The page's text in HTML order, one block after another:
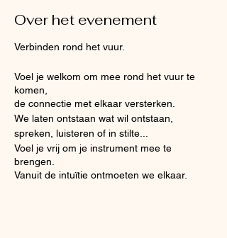
Over het evenement
Verbinden rond het vuur.
Voel je welkom om mee rond het vuur te
komen,
de connectie met elkaar versterken.
We laten ontstaan wat wil ontstaan,
spreken, luisteren of in stilte...
Voel je vrij om je instrument mee te
brengen.
Vanuit de intuïtie ontmoeten we elkaar.